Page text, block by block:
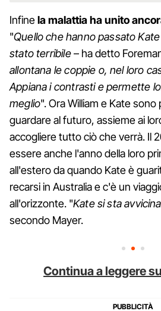
Infinela malattia ha unito
"Quello che hanno passato
stato terribile– ha detto
allontana le coppie o, nel loro
Appiana i contrasti e permette
meglio". Ora William e Kate
guardare al futuro, assieme ai
accogliere tutto ciò che verrà. Il
essere anche l'anno della loro
all'estero da quando Kate è
recarsi in Australia e c'è un
all'orizzonte. "Kate si sta
secondo Mayer.
Continua a leggere